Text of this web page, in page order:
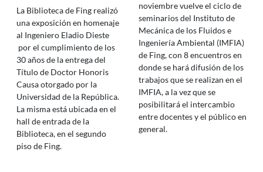
La Biblioteca de Fing realizó
una exposición en homenaje
al Ingeniero Eladio Dieste
por el cumplimiento de los
30 años de la entrega del
Título de Doctor Honoris
Causa otorgado por la
Universidad de la República.
La misma está ubicada en el
hall de entrada de la
Biblioteca, en el segundo
piso de Fing.
noviembre vuelve el ciclo de
seminarios del Instituto de
Mecánica de los Fluidos e
Ingeniería Ambiental (IMFIA)
de Fing, con 8 encuentros en
donde se hará difusión de los
trabajos que se realizan en el
IMFIA, a la vez que se
posibilitará el intercambio
entre docentes y el público en
general.